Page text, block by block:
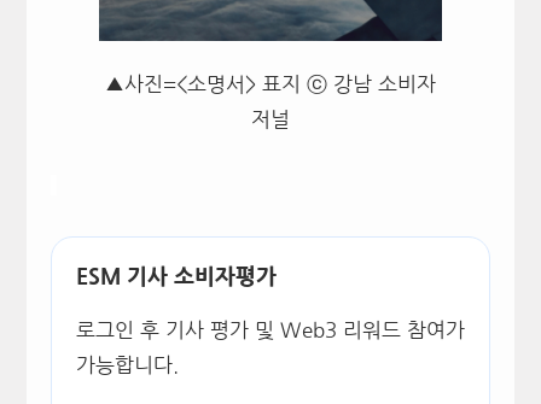
▲사진=<소명서> 표지 ⓒ 강남 소비자
저널
ESM 기사 소비자평가
로그인 후 기사 평가 및 Web3 리워드 참여가
가능합니다.